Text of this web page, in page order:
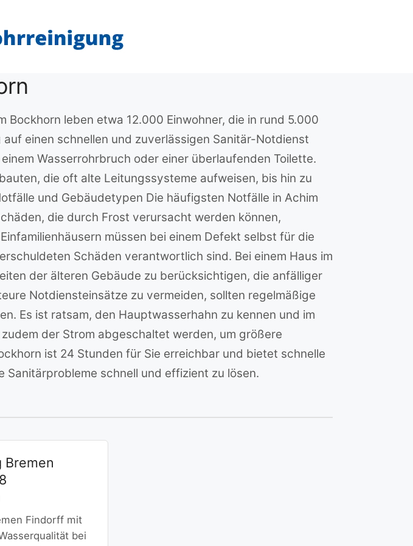
leben etwa 12.000 Einwohner, die in rund 5.000
einen schnellen und zuverlässigen Sanitär-Notdienst
Wasserrohrbruch oder einer überlaufenden Toilette.
die oft alte Leitungssysteme aufweisen, bis hin zu
und Gebäudetypen Die häufigsten Notfälle in Achim
die durch Frost verursacht werden können,
müssen bei einem Defekt selbst für die
Schäden verantwortlich sind. Bei einem Haus im
der älteren Gebäude zu berücksichtigen, die anfälliger
Notdiensteinsätze zu vermeiden, sollten regelmäßige
Es ist ratsam, den Hauptwasserhahn zu kennen und im
der Strom abgeschaltet werden, um größere
ist 24 Stunden für Sie erreichbar und bietet schnelle
Sanitärprobleme schnell und effizient zu lösen.
Bremen
Findorff mit
bei